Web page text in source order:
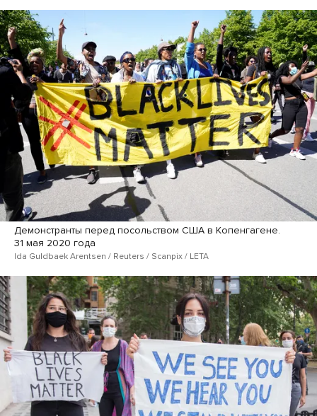
Демонстранты перед посольством США в Копенгагене.
31 мая 2020 года
Ida Guldbaek Arentsen / Reuters / Scanpix / LETA